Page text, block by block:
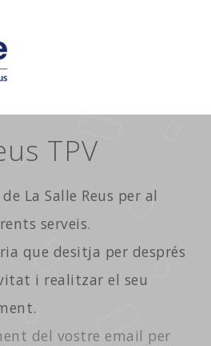
TPV
La Salle Reus per al
serveis.
que desitja per després
i realitzar el seu
del vostre email per